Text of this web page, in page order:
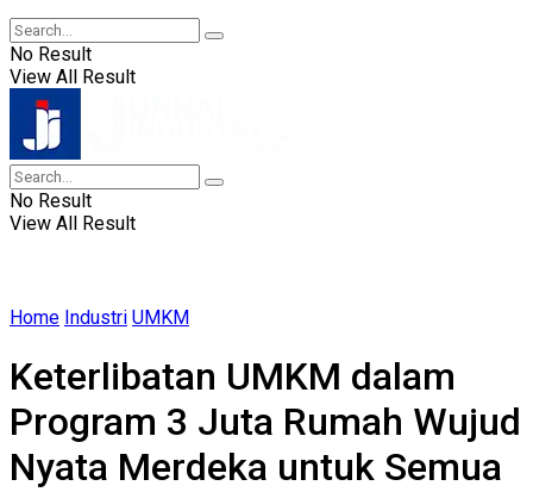
No Result
View All Result
No Result
View All Result
Home Industri UMKM
Keterlibatan UMKM dalam
Program 3 Juta Rumah Wujud
Nyata Merdeka untuk Semua